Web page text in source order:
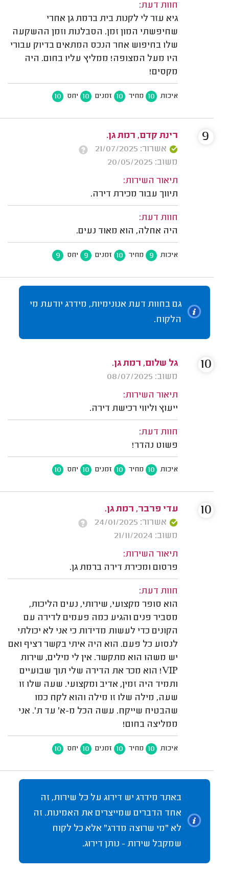
חוות דעת:
גיא עזר לי לקנות בית ברמת גן אחרי
שחיפשתי המון זמן. הסבלנות וזמן ההשקעה
שלו בחיפוש אחר הנכס המתאים בדיוק עבורי
היו מעל המצופה! ממליץ עליו בחום. היה
מקסים!
איכות 10 מחיר 10 זמנים 10 יחס 10
רינת קדם, רמת גן.
אשרור: 21/07/2025
משוב: 20/05/2025
תיאור השירות:
תיווך עבור מכירת דירה.
חוות דעת:
היה אחלה, הוא מאוד נעים.
איכות 9 מחיר 10 זמנים 9 יחס 9
9
גם בחוות דעת אנונימיות, מידרג יודעת מי
הלקוח.
גל שלום, רמת גן.
משוב: 08/07/2025
תיאור השירות:
ייעוץ וליווי רכישת דירה.
חוות דעת:
פשוט נהדר!
איכות 10 מחיר 10 זמנים 10 יחס 10
10
עדי פרבר, רמת גן.
אשרור: 24/01/2025
משוב: 21/11/2024
תיאור השירות:
פרסום ומכירת דירה ברמת גן.
חוות דעת:
הוא סופר מקצועי, שירותי, נעים הליכות,
מסביר פנים והגיע כמה פעמים לדירה עם
הקונים כדי לעשות מדידות כי אני לא יכולתי
לנסוע כל פעם. הוא היה איתי בקשר רציף ואם
יש משהו הוא מתקשר. אין לי מילים, שירות
VIP! הוא מכר את הדירה שלי תוך שבועיים
ותמיד היה זמין, אדיב ומקצועי. שעה שלו זו
שעה, מילה שלו זו מילה והוא לקח כמו
שהבטיח שייקח. עשה הכל מ-א' עד ת'. אני
ממליצה בחום!
איכות 10 מחיר 10 זמנים 10 יחס 10
10
באתר מידרג יש דירוג על כל שירות, זה
אחד הדברים שמייצרים את האמינות. זה
לא "מי שרוצה מדרג" אלא כל לקוח
שמקבל שירות - נותן דירוג.